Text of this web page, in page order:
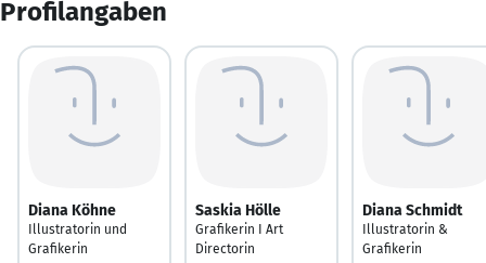
Profilangaben
Diana Köhne
Illustratorin und
Grafikerin
Saskia Hölle
Grafikerin I Art
Directorin
Diana Schmidt
Illustratorin &
Grafikerin